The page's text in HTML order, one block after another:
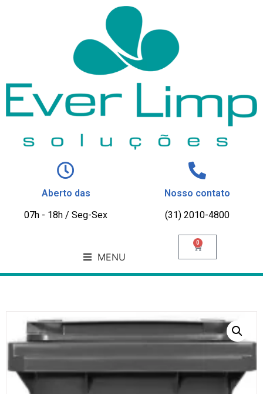
Aberto das
07h - 18h / Seg-Sex
Nosso contato
(31) 2010-4800
MENU
0